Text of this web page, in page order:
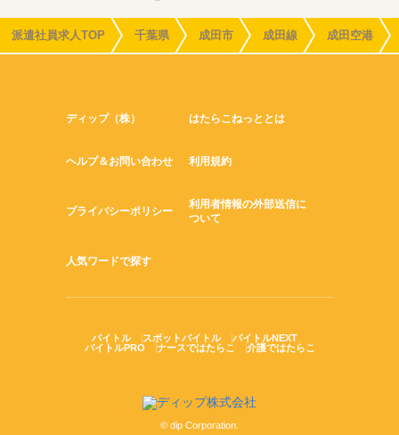
派遣社員求人TOP 千葉県 成田市 成田線 成田空港
ディップ（株） はたらこねっととは
ヘルプ＆お問い合わせ 利用規約
プライバシーポリシー
利用者情報の外部送信に
ついて
人気ワードで探す
バイトル スポットバイトル
バイトルNEXT
バイトルPRO
ナースではたらこ 介護ではたらこ
© dip Corporation.